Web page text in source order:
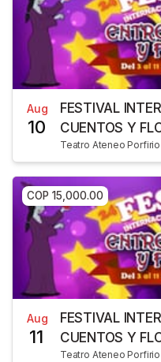
Aug
10
FESTIVAL
CUENTOS Y
Teatro Ateneo
COP 15,000.00
Aug
11
FESTIVAL
CUENTOS Y
Teatro Ateneo